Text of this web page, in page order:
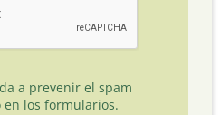
a prevenir el spam
los formularios.